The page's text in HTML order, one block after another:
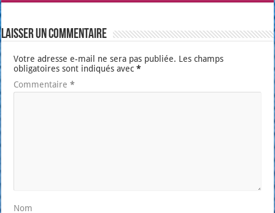
Laisser un commentaire
Votre adresse e-mail ne sera pas publiée. Les champs
obligatoires sont indiqués avec*
Commentaire*
Nom